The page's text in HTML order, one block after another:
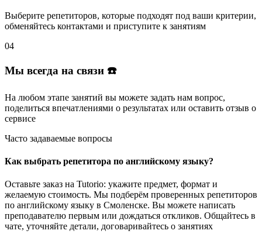
Выберите репетиторов, которые подходят под ваши критерии,
обменяйтесь контактами и приступите к занятиям
04
Мы всегда на связи ☎️
На любом этапе занятий вы можете задать нам вопрос,
поделиться впечатлениями о результатах или оставить отзыв о
сервисе
Часто задаваемые вопросы
Как выбрать репетитора по английскому языку?
Оставьте заказ на Tutorio: укажите предмет, формат и
желаемую стоимость. Мы подберём проверенных репетиторов
по английскому языку в Смоленске. Вы можете написать
преподавателю первым или дождаться откликов. Общайтесь в
чате, уточняйте детали, договаривайтесь о занятиях